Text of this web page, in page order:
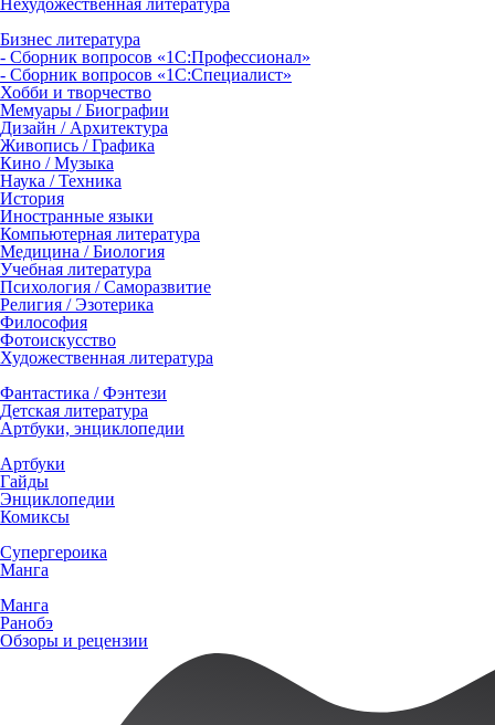
Нехудожественная литература
Бизнес литература
- Сборник вопросов «1С:Профессионал»
- Сборник вопросов «1С:Специалист»
Хобби и творчество
Мемуары / Биографии
Дизайн / Архитектура
Живопись / Графика
Кино / Музыка
Наука / Техника
История
Иностранные языки
Компьютерная литература
Медицина / Биология
Учебная литература
Психология / Саморазвитие
Религия / Эзотерика
Философия
Фотоискусство
Художественная литература
Фантастика / Фэнтези
Детская литература
Артбуки, энциклопедии
Артбуки
Гайды
Энциклопедии
Комиксы
Супергероика
Манга
Манга
Ранобэ
Обзоры и рецензии